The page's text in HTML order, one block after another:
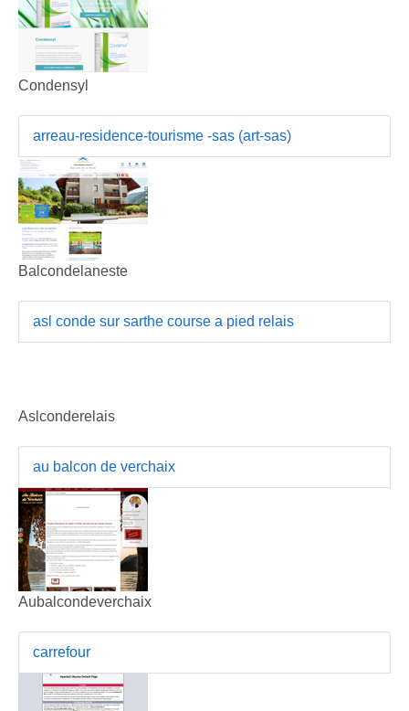
Condensyl
arreau-residence-tourisme -sas (art-sas)
Balcondelaneste
asl conde sur sarthe course a pied relais
Aslconderelais
au balcon de verchaix
Aubalcondeverchaix
carrefour